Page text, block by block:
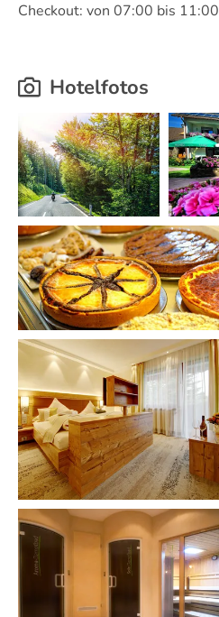
Checkout: von 07:00 bis 11:00
Hotelfotos